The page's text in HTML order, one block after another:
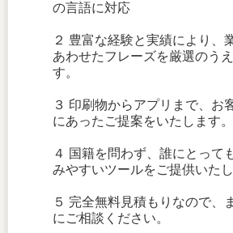
の言語に対応
２ 豊富な経験と実績により、
あわせたフレーズを厳選のう
す。
３ 印刷物からアプリまで、お
にあったご提案をいたします。
４ 国籍を問わず、誰にとって
みやすいツールをご提供いたし
５ 完全無料見積もりなので、
にご相談ください。